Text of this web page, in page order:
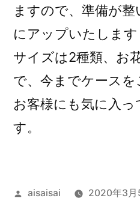
ますので、準備が
にアップいたします
サイズは2種類、お
で、今までケース
お客様にも気に入
す。
投
aisaisai 2020年3月